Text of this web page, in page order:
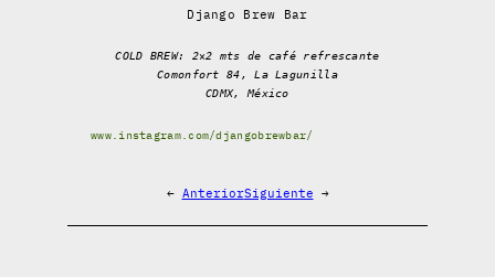
Django Brew Bar
COLD BREW: 2×2 mts de café refrescante
Comonfort 84, La Lagunilla
CDMX, México
www.instagram.com/djangobrewbar/
← AnteriorSiguiente →